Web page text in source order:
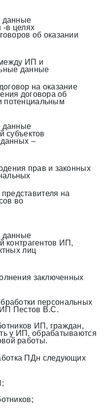
данные
-в целях
об оказании
ИП и
данные
на оказание
договора об
потенциальным
данные
субъектов
–
прав и законных
на
во
данные
контрагентов ИП,
лиц
заключенных
персональных
Пестов В.С.
ИП, граждан,
у ИП, обрабатываются
работы.
ПДн следующих